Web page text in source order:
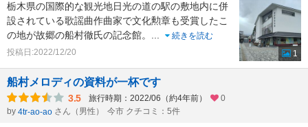
栃木県の国際的な観光地日光の道の駅の敷地内に併
設されている歌謡曲作曲家で文化勲章も受賞したこ
の地が故郷の船村徹氏の記念館。 ...
続きを読む
投稿日:2022/12/20
1
船村メロディの資料が一杯です
3.5 旅行時期：2022/06（約4年前）
0
by 4tr-ao-ao さん（男性） 今市 クチコミ：5件